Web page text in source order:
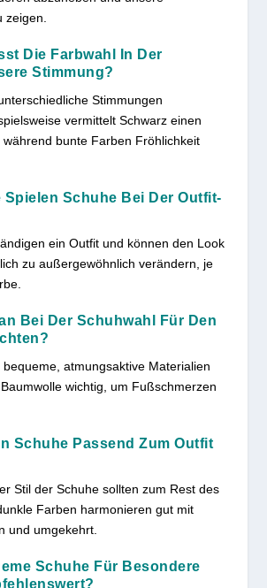
zeigen.
Die Farbwahl In Der
Stimmung?
Stimmungen
vermittelt Schwarz einen
bunte Farben Fröhlichkeit
Spielen Schuhe Bei Der Outfit-
ein Outfit und können den Look
zu außergewöhnlich verändern, je
Bei Der Schuhwahl Für Den
atmungsaktive Materialien
wichtig, um Fußschmerzen
Schuhe Passend Zum Outfit
Stil der Schuhe sollten zum Rest des
Farben harmonieren gut mit
und umgekehrt.
Schuhe Für Besondere